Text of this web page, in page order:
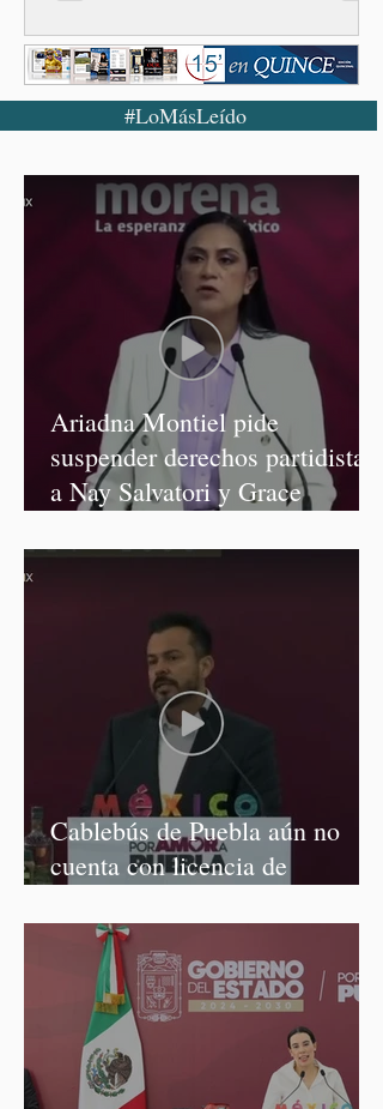
#LoMásLeído
Ariadna Montiel pide
suspender derechos partidistas
a Nay Salvatori y Grace
Cablebús de Puebla aún no
cuenta con licencia de